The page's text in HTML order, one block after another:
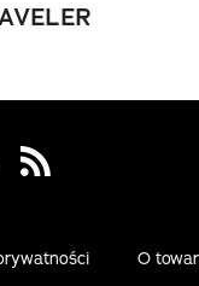
Instagram
us on Youtube
Visit us on Rss
O